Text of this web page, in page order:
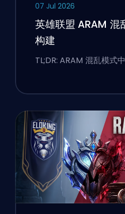
07 Jul 2026
英雄联盟 ARAM 混
构建
TL;DR: ARAM 混乱模